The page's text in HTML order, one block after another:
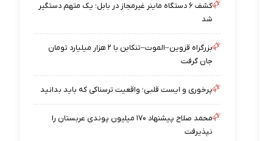
کشف ۶ دستگاه ماینر غیرمجاز در بابل؛ یک متهم دستگیر
شد
بزرگراه قزوین–الموت–تنکابن با ۲ هزار میلیارد تومان
جان گرفت
پرخوری و ایست قلبی؛ واقعیت ترسناکی که باید بدانید
محمد صلاح پیشنهاد ۱۷۰ میلیون پوندی عربستان را
نپذیرفت